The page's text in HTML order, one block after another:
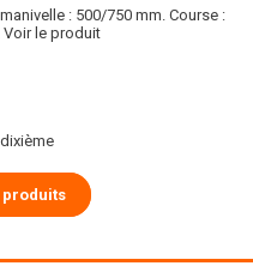
: 500/750 mm. Course :
Voir le produit